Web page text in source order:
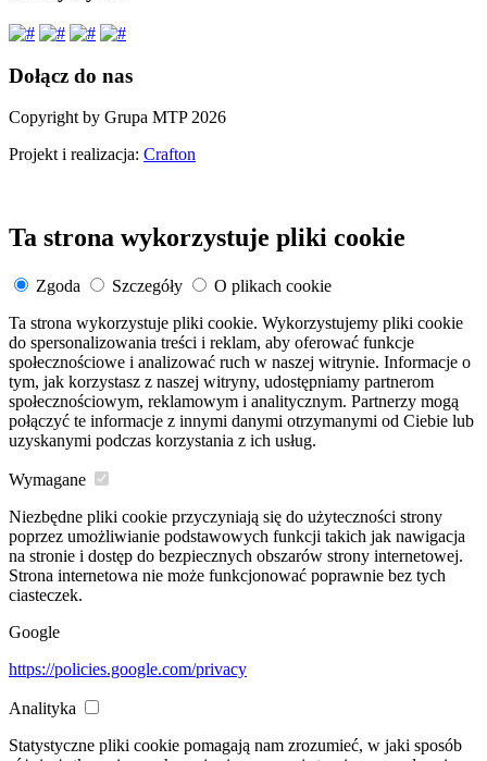
Dołącz do nas
Copyright by Grupa MTP 2026
Projekt i realizacja: Crafton
Ta strona wykorzystuje pliki cookie
Zgoda Szczegóły
O plikach cookie
Ta strona wykorzystuje pliki cookie. Wykorzystujemy pliki cookie
do spersonalizowania treści i reklam, aby oferować funkcje
społecznościowe i analizować ruch w naszej witrynie. Informacje o
tym, jak korzystasz z naszej witryny, udostępniamy partnerom
społecznościowym, reklamowym i analitycznym. Partnerzy mogą
połączyć te informacje z innymi danymi otrzymanymi od Ciebie lub
uzyskanymi podczas korzystania z ich usług.
Wymagane
Niezbędne pliki cookie przyczyniają się do użyteczności strony
poprzez umożliwianie podstawowych funkcji takich jak nawigacja
na stronie i dostęp do bezpiecznych obszarów strony internetowej.
Strona internetowa nie może funkcjonować poprawnie bez tych
ciasteczek.
Google
https://policies.google.com/privacy
Analityka
Statystyczne pliki cookie pomagają nam zrozumieć, w jaki sposób